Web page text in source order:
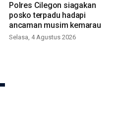
Polres Cilegon siagakan
posko terpadu hadapi
ancaman musim kemarau
Selasa, 4 Agustus 2026